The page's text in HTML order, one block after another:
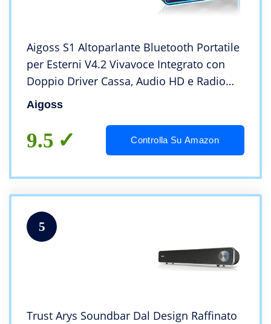
Aigoss S1 Altoparlante Bluetooth Portatile
per Esterni V4.2 Vivavoce Integrato con
Doppio Driver Cassa, Audio HD e Radio
FM, Blu
Aigoss
9.5 Controlla Su Amazon
5
Trust Arys Soundbar Dal Design Raffinato